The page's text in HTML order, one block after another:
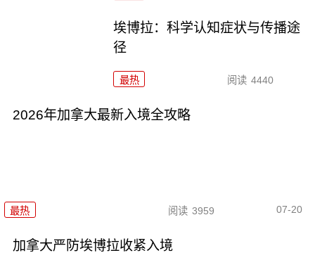
埃博拉：科学认知症状与传播途
径
最热 阅读 4440
2026年加拿大最新入境全攻略
最热 阅读 3959 07-20
加拿大严防埃博拉收紧入境